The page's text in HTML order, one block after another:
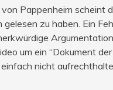
von Pappenheim scheint
zu haben. Ein
um ein “Dokument der
nicht